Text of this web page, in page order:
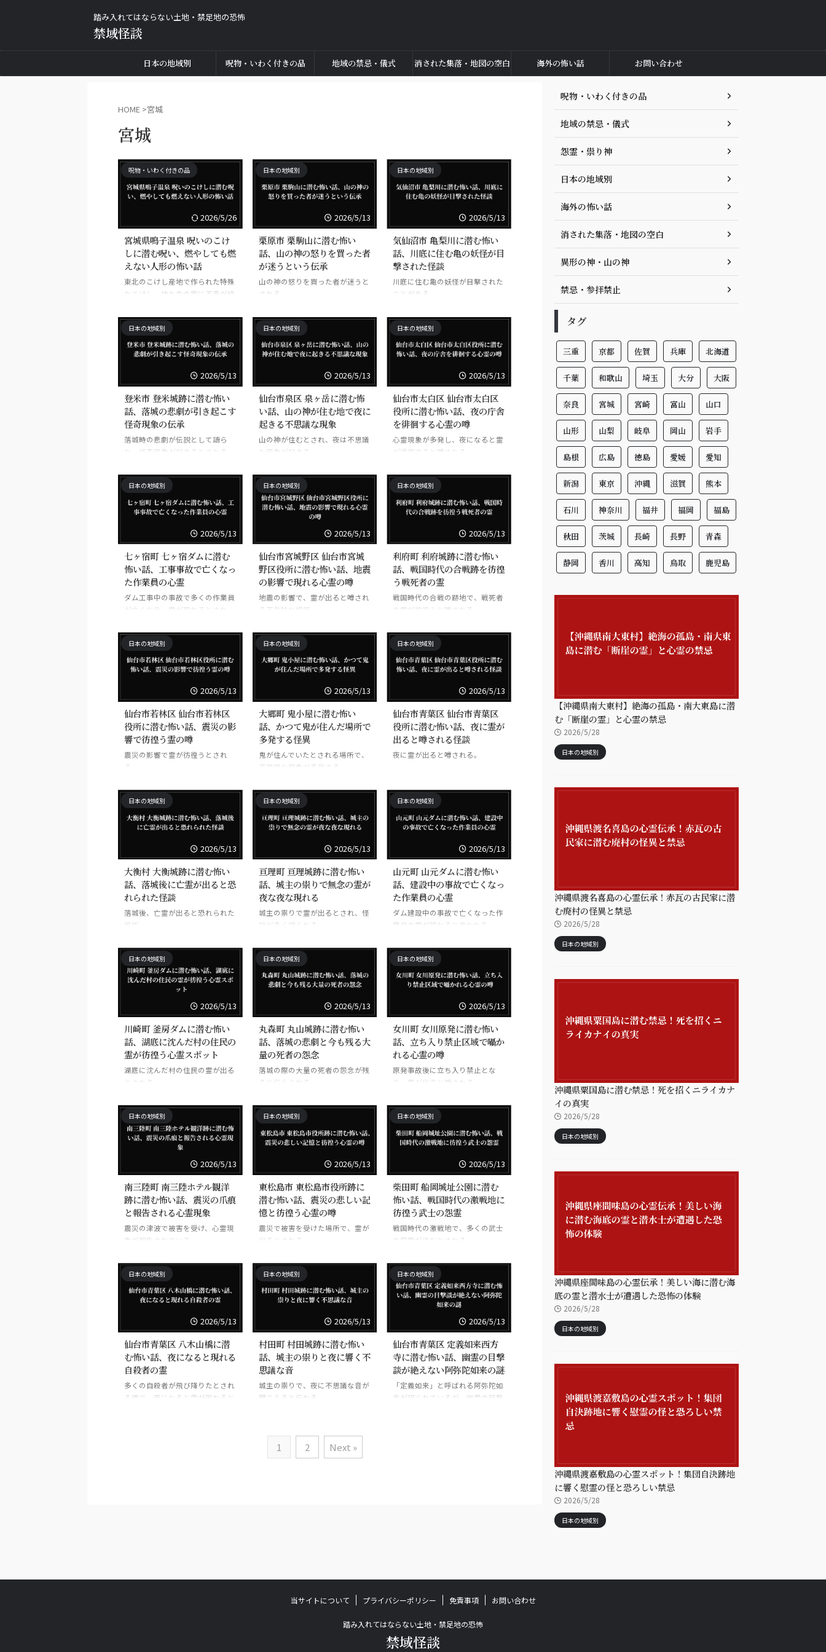
踏み入れてはならない土地・禁足地の恐怖
禁域怪談
日本の地域別 呪物・いわく付きの品 地域の禁忌・儀式 消された集落・地図の空白 海外の怖い話 お問い合わせ
HOME >宮城
宮城
呪物・いわく付きの品
2026/5/26
宮城県鳴子温泉 呪いのこけ
しに潜む呪い、燃やしても燃
えない人形の怖い話
東北のこけし産地で作られた特殊
なこけし。持ち主の家に不幸が続
いう。
日本の地域別
2026/5/13
栗原市 栗駒山に潜む怖い
話、山の神の怒りを買った者
が迷うという伝承
山の神の怒りを買った者が迷うと
される。
日本の地域別
2026/5/13
気仙沼市 亀梨川に潜む怖い
話、川底に住む亀の妖怪が目
撃された怪談
川底に住む亀の妖怪が目撃された
ことがある。
日本の地域別
2026/5/13
登米市 登米城跡に潜む怖い
話、落城の悲劇が引き起こす
怪奇現象の伝承
落城時の悲劇が伝説として語ら
れ、怪奇現象が起きるとされる。
日本の地域別
2026/5/13
仙台市泉区 泉ヶ岳に潜む怖
い話、山の神が住む地で夜に
起きる不思議な現象
山の神が住むとされ、夜は不思議
な現象が起きる。
日本の地域別
2026/5/13
仙台市太白区 仙台市太白区
役所に潜む怖い話、夜の庁舎
を徘徊する心霊の噂
心霊現象が多発し、夜になると霊
が徘徊すると噂される。
日本の地域別
2026/5/13
七ヶ宿町 七ヶ宿ダムに潜む
怖い話、工事事故で亡くなっ
た作業員の心霊
ダム工事中の事故で多くの作業員
が亡くなり、霊が現れるとされ
日本の地域別
2026/5/13
仙台市宮城野区 仙台市宮城
野区役所に潜む怖い話、地震
の影響で現れる心霊の噂
地震の影響で、霊が出ると噂され
る不気味な場所。
日本の地域別
2026/5/13
利府町 利府城跡に潜む怖い
話、戦国時代の合戦跡を彷徨
う戦死者の霊
戦国時代の合戦の跡地で、戦死者
の霊が彷徨うと噂される。
日本の地域別
2026/5/13
仙台市若林区 仙台市若林区
役所に潜む怖い話、震災の影
響で彷徨う霊の噂
震災の影響で霊が彷徨うとされ
る。
日本の地域別
2026/5/13
大郷町 鬼小屋に潜む怖い
話、かつて鬼が住んだ場所で
多発する怪異
鬼が住んでいたとされる場所で、
不思議な現象が多発する。
日本の地域別
2026/5/13
仙台市青葉区 仙台市青葉区
役所に潜む怖い話、夜に霊が
出ると噂される怪談
夜に霊が出ると噂される。
日本の地域別
2026/5/13
大衡村 大衡城跡に潜む怖い
話、落城後に亡霊が出ると恐
れられた怪談
落城後、亡霊が出ると恐れられた
場所。
日本の地域別
2026/5/13
亘理町 亘理城跡に潜む怖い
話、城主の祟りで無念の霊が
夜な夜な現れる
城主の祟りで霊が出るとされ、怪
談が多く語られる。
日本の地域別
2026/5/13
山元町 山元ダムに潜む怖い
話、建設中の事故で亡くなっ
た作業員の心霊
ダム建設中の事故で亡くなった作
業員の霊が現れると言われる。
日本の地域別
2026/5/13
川崎町 釜房ダムに潜む怖い
話、湖底に沈んだ村の住民の
霊が彷徨う心霊スポット
湖底に沈んだ村の住民の霊が出る
とされる。
日本の地域別
2026/5/13
丸森町 丸山城跡に潜む怖い
話、落城の悲劇と今も残る大
量の死者の怨念
落城の際の大量の死者の怨念が残
ると伝えられる。
日本の地域別
2026/5/13
女川町 女川原発に潜む怖い
話、立ち入り禁止区域で囁か
れる心霊の噂
原発事故後に立ち入り禁止とな
り、霊が出ると噂される。
日本の地域別
2026/5/13
南三陸町 南三陸ホテル観洋
跡に潜む怖い話、震災の爪痕
と報告される心霊現象
震災の津波で被害を受け、心霊現
象が報告されている。
日本の地域別
2026/5/13
東松島市 東松島市役所跡に
潜む怖い話、震災の悲しい記
憶と彷徨う心霊の噂
震災で被害を受けた場所で、霊が
出るとされる。
日本の地域別
2026/5/13
柴田町 船岡城址公園に潜む
怖い話、戦国時代の激戦地に
彷徨う武士の怨霊
戦国時代の激戦地で、多くの武士
の怨霊が住むとされる。
日本の地域別
2026/5/13
仙台市青葉区 八木山橋に潜
む怖い話、夜になると現れる
自殺者の霊
多くの自殺者が飛び降りたとされ
る橋で、夜になると霊が現れると
日本の地域別
2026/5/13
村田町 村田城跡に潜む怖い
話、城主の祟りと夜に響く不
思議な音
城主の祟りで、夜に不思議な音が
聞こえると伝わる。
日本の地域別
2026/5/13
仙台市青葉区 定義如来西方
寺に潜む怖い話、幽霊の目撃
談が絶えない阿弥陀如来の謎
「定義如来」と呼ばれる阿弥陀如
来が祀られているが、幽霊の目撃
1 2 Next »
呪物・いわく付きの品
地域の禁忌・儀式
怨霊・祟り神
日本の地域別
海外の怖い話
消された集落・地図の空白
異形の神・山の神
禁忌・参拝禁止
タグ
三重 京都 佐賀 兵庫 北海道
千葉 和歌山 埼玉 大分 大阪
奈良 宮城 宮崎 富山 山口
山形 山梨 岐阜 岡山 岩手
島根 広島 徳島 愛媛 愛知
新潟 東京 沖縄 滋賀 熊本
石川 神奈川 福井 福岡 福島
秋田 茨城 長崎 長野 青森
静岡 香川 高知 鳥取 鹿児島
【沖縄県南大東村】絶海の孤島・南大東島に潜
む「断崖の霊」と心霊の禁忌
2026/5/28
日本の地域別
沖縄県渡名喜島の心霊伝承！赤瓦の古民家に潜
む廃村の怪異と禁忌
2026/5/28
日本の地域別
沖縄県粟国島に潜む禁忌！死を招くニライカナ
イの真実
2026/5/28
日本の地域別
沖縄県座間味島の心霊伝承！美しい海に潜む海
底の霊と潜水士が遭遇した恐怖の体験
2026/5/28
日本の地域別
沖縄県渡嘉敷島の心霊スポット！集団自決跡地
に響く慰霊の怪と恐ろしい禁忌
2026/5/28
日本の地域別
当サイトについて プライバシーポリシー 免責事項 お問い合わせ
踏み入れてはならない土地・禁足地の恐怖
禁域怪談